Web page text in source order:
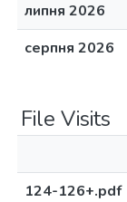
липня 2026
серпня 2026
File Visits
124-126+.pdf